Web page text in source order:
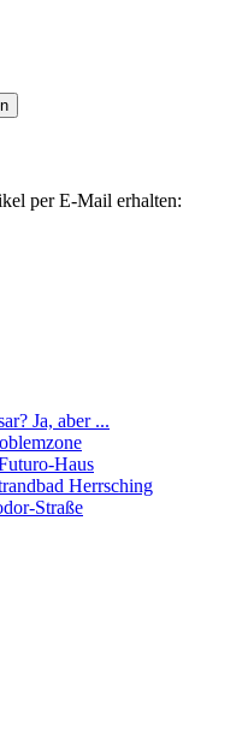
per E-Mail erhalten:
Ja, aber ...
Haus
Herrsching
Straße